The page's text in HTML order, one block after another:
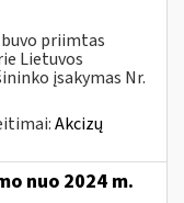
priimtas
Lietuvos
įsakymas Nr.
Akcizų
nuo 2024 m.